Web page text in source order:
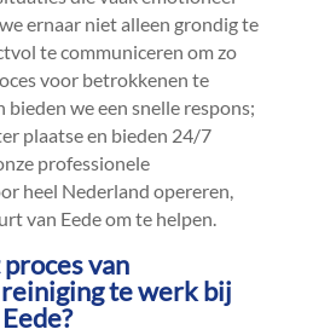
ernaar niet alleen grondig te
te communiceren om zo
voor betrokkenen te
we een snelle respons;
plaatse en bieden 24/7
professionele
heel Nederland opereren,
van Eede om te helpen.​
van
te werk bij